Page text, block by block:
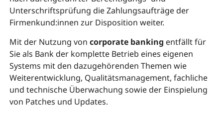
Unterschriftsprüfung die Zahlungsaufträge der
Firmenkund:innen zur Disposition weiter.
Mit der Nutzung von corporate banking entfällt für
Sie als Bank der komplette Betrieb eines eigenen
Systems mit den dazugehörenden Themen wie
Weiterentwicklung, Qualitätsmanagement, fachliche
und technische Überwachung sowie der Einspielung
von Patches und Updates.